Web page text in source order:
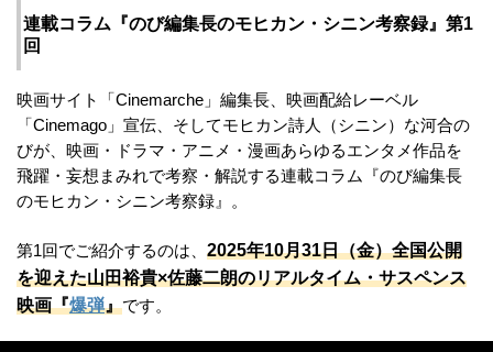
連載コラム『のび編集長のモヒカン・シニン考察録』第1
回
映画サイト「Cinemarche」編集長、映画配給レーベル
「Cinemago」宣伝、そしてモヒカン詩人（シニン）な河合の
びが、映画・ドラマ・アニメ・漫画あらゆるエンタメ作品を
飛躍・妄想まみれで考察・解説する連載コラム『のび編集長
のモヒカン・シニン考察録』。
第1回でご紹介するのは、 2025年10月31日（金）全国公開
を迎えた山田裕貴×佐藤二朗のリアルタイム・サスペンス
映画『爆弾』です。